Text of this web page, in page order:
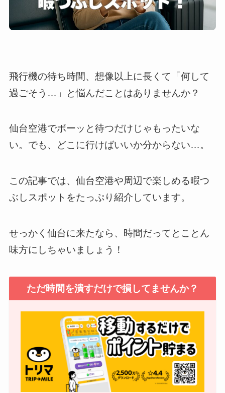
飛行機の待ち時間、想像以上に長くて「何して
過ごそう…」と悩んだことはありませんか？
仙台空港でボーッと待つだけじゃもったいな
い。でも、どこに行けばいいか分からない…。
この記事では、仙台空港や周辺で楽しめる暇つ
ぶしスポットをたっぷり紹介しています。
せっかく仙台に来たなら、時間だってとことん
味方にしちゃいましょう！
ただ時間を潰すだけで損してませんか？